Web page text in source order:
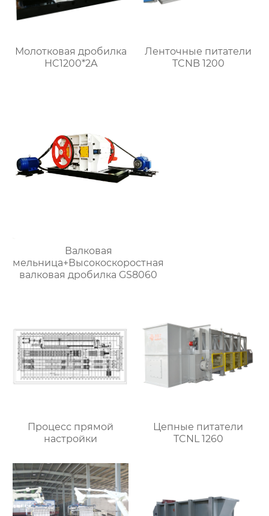
Молотковая дробилка
HC1200*2A
Ленточные питатели
TCNB 1200
Валковая
мельница+Высокоскоростная
валковая дробилка GS8060
Процесс прямой
настройки
Цепные питатели
TCNL 1260